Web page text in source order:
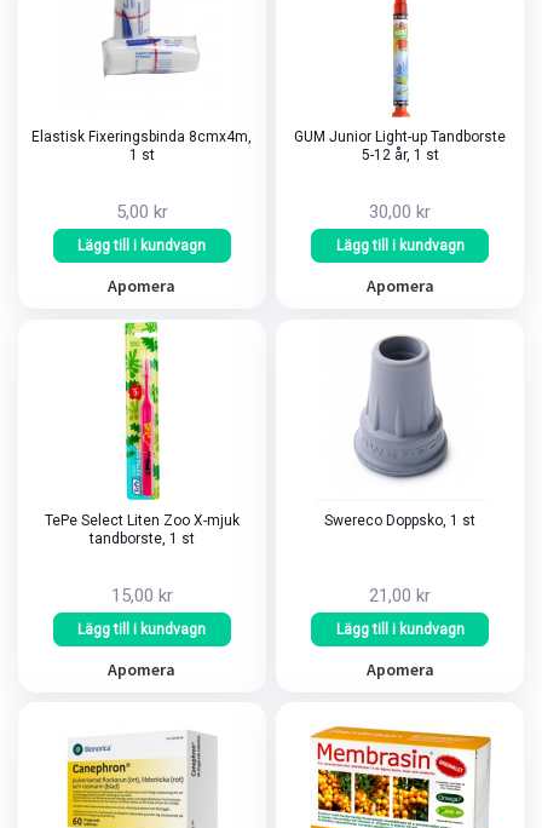
Elastisk Fixeringsbinda 8cmx4m,
1 st
5,00 kr
Lägg till i kundvagn
Apomera
GUM Junior Light-up Tandborste
5-12 år, 1 st
30,00 kr
Lägg till i kundvagn
Apomera
TePe Select Liten Zoo X-mjuk
tandborste, 1 st
15,00 kr
Lägg till i kundvagn
Apomera
Swereco Doppsko, 1 st
21,00 kr
Lägg till i kundvagn
Apomera